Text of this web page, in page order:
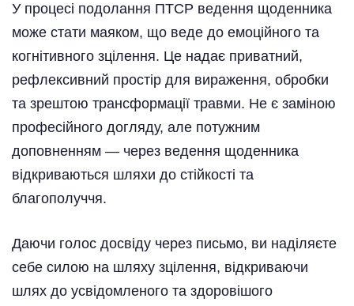
У процесі подолання ПТСР ведення щоденника
може стати маяком, що веде до емоційного та
когнітивного зцілення. Це надає приватний,
рефлексивний простір для вираження, обробки
та зрештою трансформації травми. Не є заміною
професійного догляду, але потужним
доповненням — через ведення щоденника
відкриваються шляхи до стійкості та
благополуччя.
Даючи голос досвіду через письмо, ви наділяєте
себе силою на шляху зцілення, відкриваючи
шлях до усвідомленого та здоровішого